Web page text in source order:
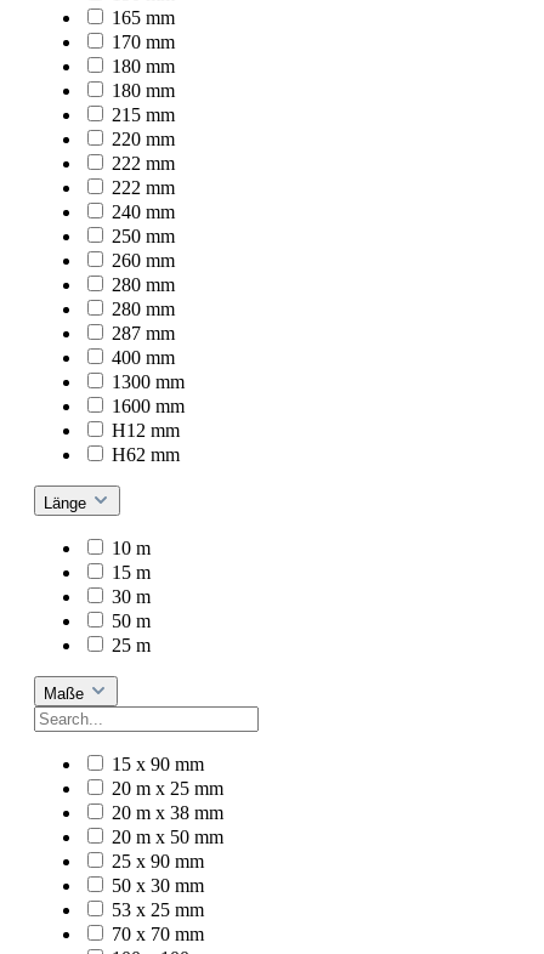
165 mm
170 mm
180 mm
180 mm
215 mm
220 mm
222 mm
222 mm
240 mm
250 mm
260 mm
280 mm
280 mm
287 mm
400 mm
1300 mm
1600 mm
H12 mm
H62 mm
Länge
10 m
15 m
30 m
50 m
25 m
Maße
15 x 90 mm
20 m x 25 mm
20 m x 38 mm
20 m x 50 mm
25 x 90 mm
50 x 30 mm
53 x 25 mm
70 x 70 mm